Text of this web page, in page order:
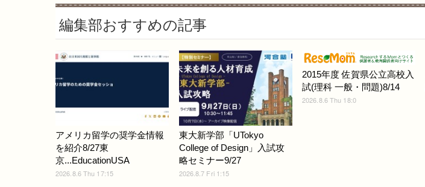
編集部おすすめの記事
アメリカ留学の奨学金情報
を紹介8/27東
京...EducationUSA
2026.8.6 Thu 17:15
東大新学部「UTokyo
College of Design」入試攻
略セミナー9/27
2026.8.7 Fri 1:15
2015年度 佐賀県公立高校入
試(理科 一般・問題)8/14
2026.8.6 Thu 18:0